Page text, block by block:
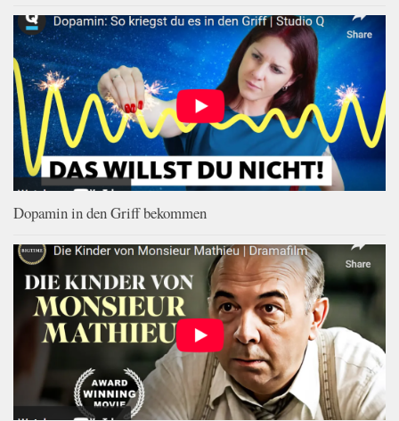
Dopamin in den Griff bekommen